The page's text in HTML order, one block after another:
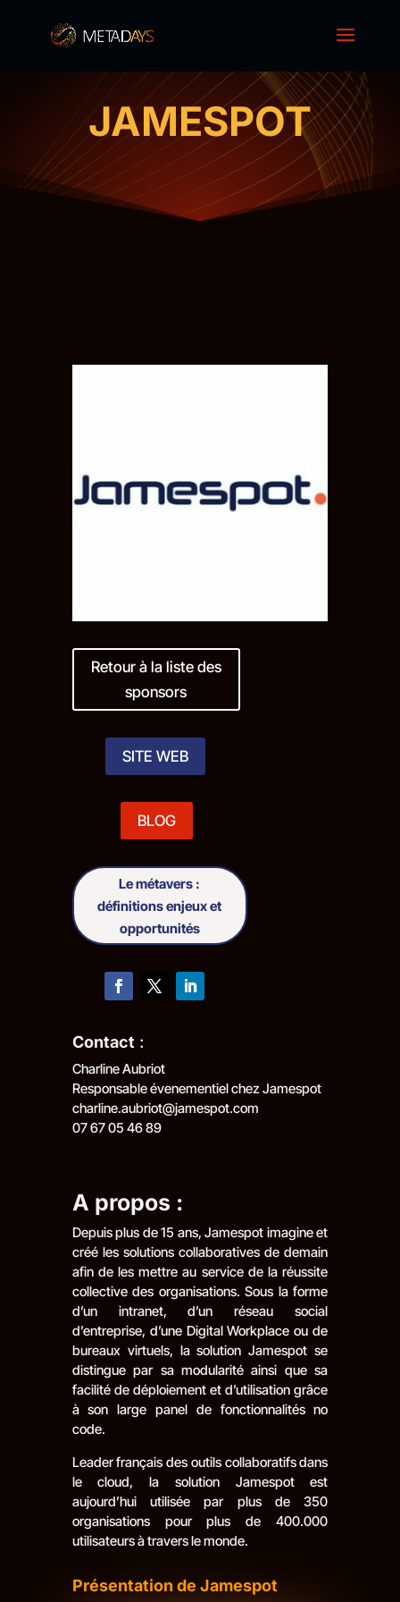
JAMESPOT
Retour à la liste des
sponsors
SITE WEB
BLOG
Le métavers :
définitions enjeux et
opportunités
Contact:
Charline Aubriot
Responsable évenementiel chez Jamespot
charline.aubriot@jamespot.com
07 67 05 46 89
A propos :
Depuis plus de 15 ans, Jamespot imagine et
créé les solutions collaboratives de demain
afin de les mettre au service de la réussite
collective des organisations. Sous la forme
d’un intranet, d’un réseau social
d’entreprise, d’une Digital Workplace ou de
bureaux virtuels, la solution Jamespot se
distingue par sa modularité ainsi que sa
facilité de déploiement et d’utilisation grâce
à son large panel de fonctionnalités no
code.
Leader français des outils collaboratifs dans
le cloud, la solution Jamespot est
aujourd’hui utilisée par plus de 350
organisations pour plus de 400.000
utilisateurs à travers le monde.
Présentation de Jamespot